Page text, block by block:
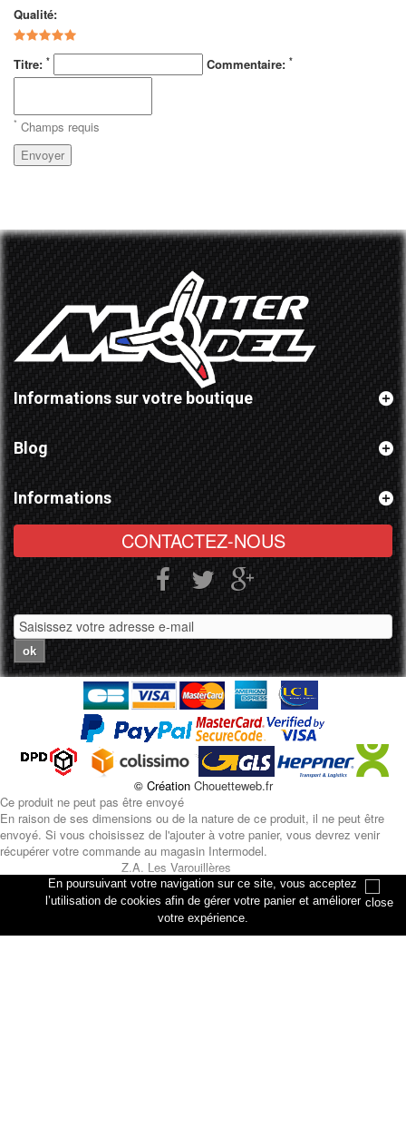
En poursuivant votre navigation sur ce site, vous acceptez
l’utilisation de cookies afin de gérer votre panier et améliorer
votre expérience.
Qualité:
Titre: * Commentaire: *
* Champs requis
Envoyer
Informations sur votre boutique
Blog
Informations
CONTACTEZ-NOUS
ok
© Création Chouetteweb.fr
Ce produit ne peut pas être envoyé
En raison de ses dimensions ou de la nature de ce produit, il ne peut être
envoyé. Si vous choisissez de l'ajouter à votre panier, vous devrez venir
récupérer votre commande au magasin Intermodel.
Z.A. Les Varouillères
rue des artisans
76330 Petiville
Ajouter au panier